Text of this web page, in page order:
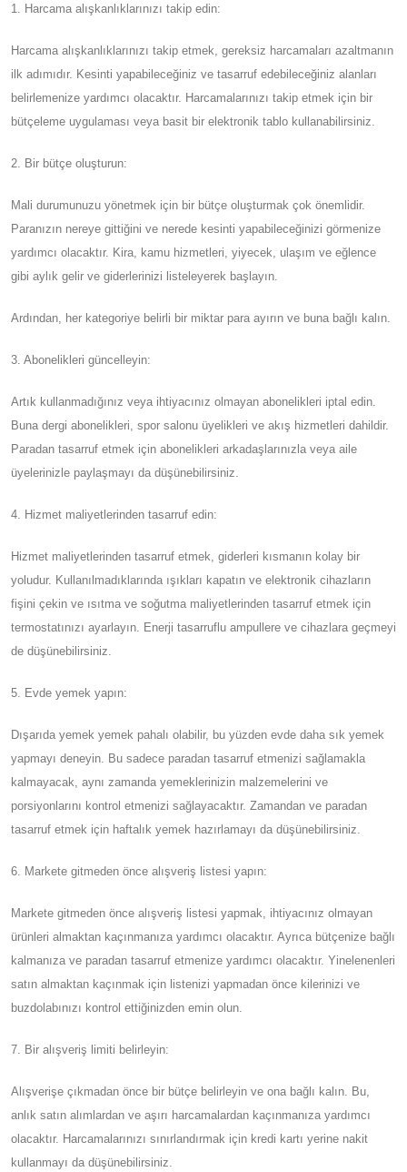
1. Harcama alışkanlıklarınızı takip edin:
Harcama alışkanlıklarınızı takip etmek, gereksiz harcamaları azaltmanın
ilk adımıdır. Kesinti yapabileceğiniz ve tasarruf edebileceğiniz alanları
belirlemenize yardımcı olacaktır. Harcamalarınızı takip etmek için bir
bütçeleme uygulaması veya basit bir elektronik tablo kullanabilirsiniz.
2. Bir bütçe oluşturun:
Mali durumunuzu yönetmek için bir bütçe oluşturmak çok önemlidir.
Paranızın nereye gittiğini ve nerede kesinti yapabileceğinizi görmenize
yardımcı olacaktır. Kira, kamu hizmetleri, yiyecek, ulaşım ve eğlence
gibi aylık gelir ve giderlerinizi listeleyerek başlayın.
Ardından, her kategoriye belirli bir miktar para ayırın ve buna bağlı kalın.
3. Abonelikleri güncelleyin:
Artık kullanmadığınız veya ihtiyacınız olmayan abonelikleri iptal edin.
Buna dergi abonelikleri, spor salonu üyelikleri ve akış hizmetleri dahildir.
Paradan tasarruf etmek için abonelikleri arkadaşlarınızla veya aile
üyelerinizle paylaşmayı da düşünebilirsiniz.
4. Hizmet maliyetlerinden tasarruf edin:
Hizmet maliyetlerinden tasarruf etmek, giderleri kısmanın kolay bir
yoludur. Kullanılmadıklarında ışıkları kapatın ve elektronik cihazların
fişini çekin ve ısıtma ve soğutma maliyetlerinden tasarruf etmek için
termostatınızı ayarlayın. Enerji tasarruflu ampullere ve cihazlara geçmeyi
de düşünebilirsiniz.
5. Evde yemek yapın:
Dışarıda yemek yemek pahalı olabilir, bu yüzden evde daha sık yemek
yapmayı deneyin. Bu sadece paradan tasarruf etmenizi sağlamakla
kalmayacak, aynı zamanda yemeklerinizin malzemelerini ve
porsiyonlarını kontrol etmenizi sağlayacaktır. Zamandan ve paradan
tasarruf etmek için haftalık yemek hazırlamayı da düşünebilirsiniz.
6. Markete gitmeden önce alışveriş listesi yapın:
Markete gitmeden önce alışveriş listesi yapmak, ihtiyacınız olmayan
ürünleri almaktan kaçınmanıza yardımcı olacaktır. Ayrıca bütçenize bağlı
kalmanıza ve paradan tasarruf etmenize yardımcı olacaktır. Yinelenenleri
satın almaktan kaçınmak için listenizi yapmadan önce kilerinizi ve
buzdolabınızı kontrol ettiğinizden emin olun.
7. Bir alışveriş limiti belirleyin:
Alışverişe çıkmadan önce bir bütçe belirleyin ve ona bağlı kalın. Bu,
anlık satın alımlardan ve aşırı harcamalardan kaçınmanıza yardımcı
olacaktır. Harcamalarınızı sınırlandırmak için kredi kartı yerine nakit
kullanmayı da düşünebilirsiniz.